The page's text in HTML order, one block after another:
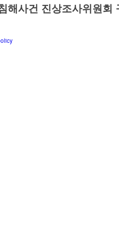
해사건 진상조사위원회